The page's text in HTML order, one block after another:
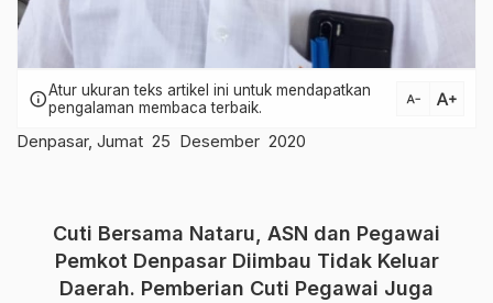
infoAtur ukuran teks artikel ini untuk mendapatkan
pengalaman membaca terbaik.
text_decrease text_increase
Denpasar, Jumat 25 Desember 2020
Cuti Bersama Nataru, ASN dan Pegawai
Pemkot Denpasar Diimbau Tidak Keluar
Daerah. Pemberian Cuti Pegawai Juga